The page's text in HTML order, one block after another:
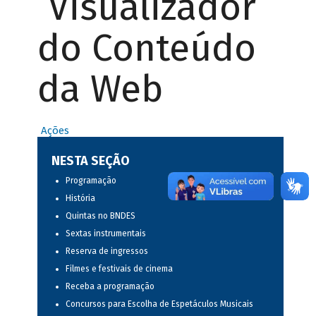
do Conteúdo
da Web
Ações
NESTA SEÇÃO
Programação
História
Quintas no BNDES
Sextas instrumentais
Reserva de ingressos
Filmes e festivais de cinema
Receba a programação
Concursos para Escolha de Espetáculos Musicais